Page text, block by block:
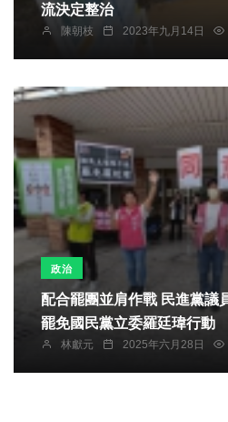
流決定整治
陳朝枝 2023年九月14日
政治
配合罷團並肩作戰 民進黨議員陳雅惠投入中六選區
罷免國民黨立委羅廷瑋行動
林獻元 2025年六月28日